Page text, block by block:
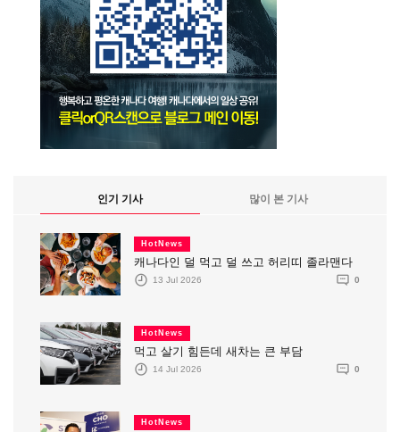
인기 기사 많이 본 기사
HotNews
캐나다인 덜 먹고 덜 쓰고 허리띠 졸라맨다
13 Jul 2026 0
HotNews
먹고 살기 힘든데 새차는 큰 부담
14 Jul 2026 0
HotNews